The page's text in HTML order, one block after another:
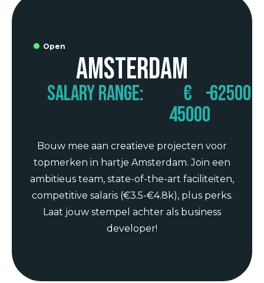
Open
Amsterdam
Salary range:
€
45000
-62500
Bouw mee aan creatieve projecten voor
topmerken in hartje Amsterdam. Join een
ambitieus team, state-of-the-art faciliteiten,
competitive salaris (€3.5-€4.8k), plus perks.
Laat jouw stempel achter als business
developer!